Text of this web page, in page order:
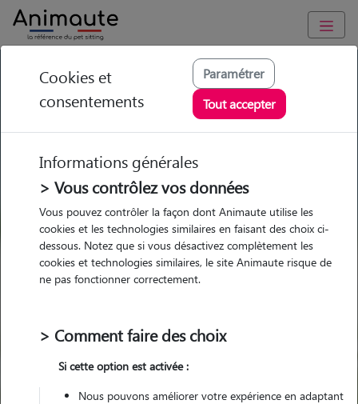
GARDE ANIMAUX à Croix : Garde chien et chat en famille ou à
domicile, visites et promenades
Trouvez une garde animaux à
Croix
Parmi nos 18 pet-sitters à Croix
Garde
chez le Pet Sitter
Garde
chez le Pet Sitter
Cookies et
consentements
Paramétrer
Tout accepter
Informations générales
> Vous contrôlez vos données
Vous pouvez contrôler la façon dont Animaute utilise les
cookies et les technologies similaires en faisant des choix ci-
dessous. Notez que si vous désactivez complètement les
cookies et technologies similaires, le site Animaute risque de
ne pas fonctionner correctement.
> Comment faire des choix
Si cette option est activée :
Nous pouvons améliorer votre expérience en adaptant